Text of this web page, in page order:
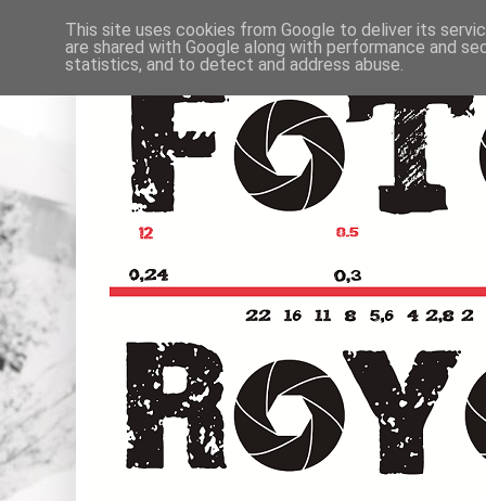
This site uses cookies from Google to deliver its
are shared with Google along with performance and
statistics, and to detect and address abuse.